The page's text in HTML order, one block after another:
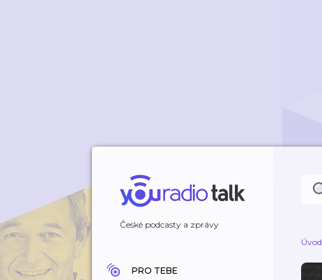
České podcasty a zprávy
PRO TEBE
Úvod